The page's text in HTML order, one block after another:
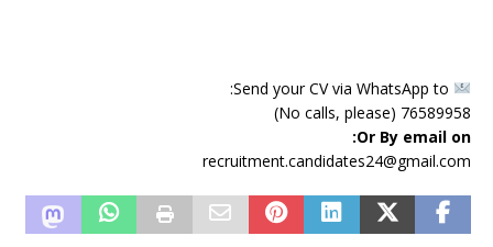
76589958 (No calls, please)
Or By email on:
recruitment.candidates24@gmail.com